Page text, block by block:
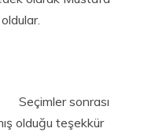
Seçimler sonrası
olduğu teşekkür